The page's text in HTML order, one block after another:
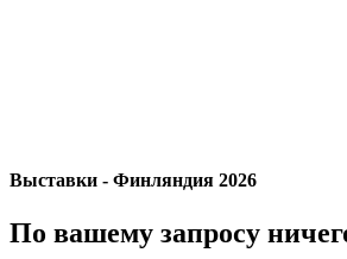
Выставки - Финляндия 2026
По вашему запросу